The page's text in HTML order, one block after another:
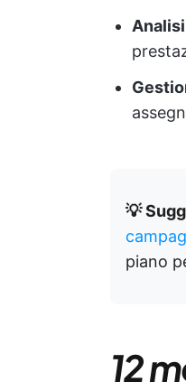
💡
piano
12